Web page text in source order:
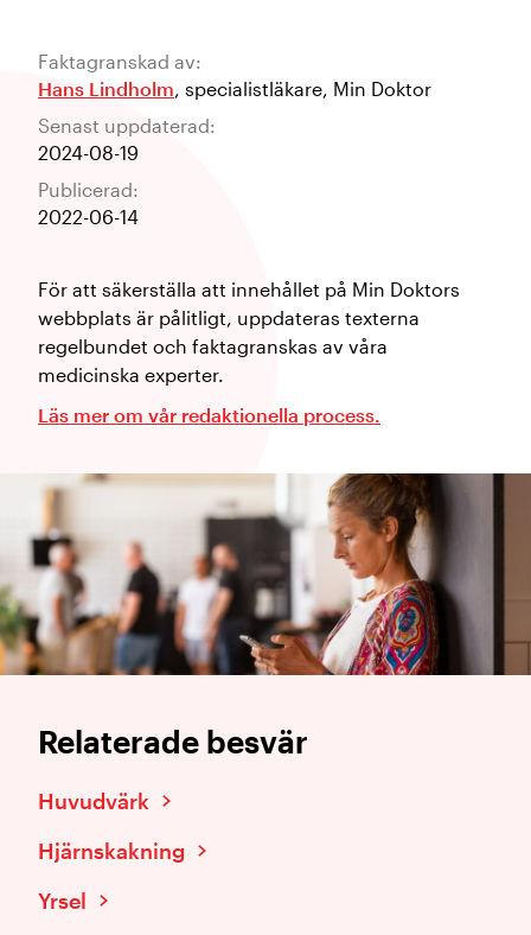
Faktagranskad av:
Hans Lindholm, specialistläkare, Min Doktor
Senast uppdaterad:
2024-08-19
Publicerad:
2022-06-14
För att säkerställa att innehållet på Min Doktors
webbplats är pålitligt, uppdateras texterna
regelbundet och faktagranskas av våra
medicinska experter.
Läs mer om vår redaktionella process.
Relaterade besvär
Huvudvärk
Hjärnskakning
Yrsel